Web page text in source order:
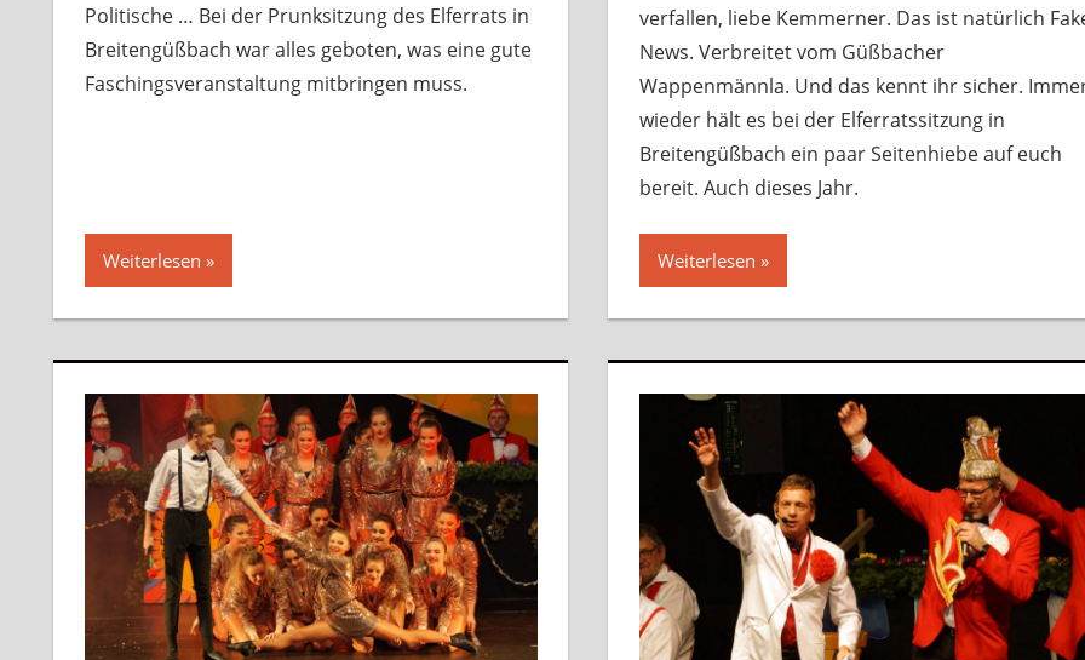
Politische … Bei der Prunksitzung des Elferrats in
Breitengüßbach war alles geboten, was eine gute
Faschingsveranstaltung mitbringen muss.
Weiterlesen
verfallen, liebe Kemmerner. Das ist natürlich
News. Verbreitet vom Güßbacher
Wappenmännla. Und das kennt ihr sicher.
wieder hält es bei der Elferratssitzung in
Breitengüßbach ein paar Seitenhiebe auf euch
bereit. Auch dieses Jahr.
Weiterlesen